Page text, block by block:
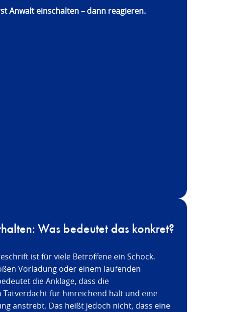
Anwalt einschalten – dann reagieren.
Was bedeutet das konkret?
ist für viele Betroffene ein Schock.
Vorladung oder einem laufenden
die Anklage, dass die
Tatverdacht für hinreichend hält und eine
anstrebt. Das heißt jedoch nicht, dass eine